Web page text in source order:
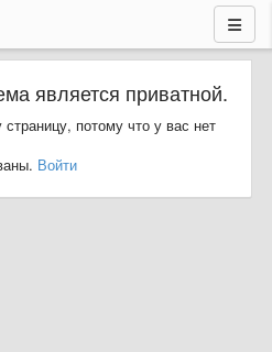
является приватной.
потому что у вас нет
Войти